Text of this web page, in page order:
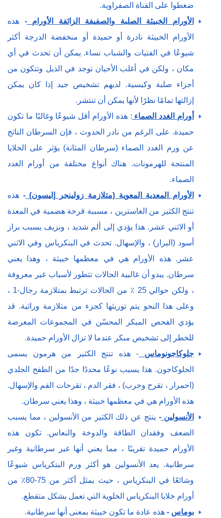
ضغطوا على القناة الصفراوية.
الأورام الخبيثة الصلبة والصفيفة الزائفة
الأورام- هذه
الأورام الخبيثة نادرة أو حميدة أو منخفضة الدرجة أكثر
شيوعًا في الفتيات والشباب نساء. يمكن أن تحدث في أي
مكان ، ولكن في أغلب الأحيان توجد في الذيل وتتكون من
أجزاء صلبة وكيسية. لديهم تشخيص جيد إذا كان يمكن
إزالتها تمامًا نظرًا لأنها يمكن أن تنتشر.
أورام الغدد الصماء : هذه الأورام أقل شيوعًا وغالبًا ما تكون
حميدة. على الرغم من نادر الحدوث ، فإن السرطان الناتج
عن ورم الغدد الصماء (سرطان المثانة) يؤثر على الخلايا
المنتجة للهرمونات. هناك أنواع مختلفة من أورام الغدد
الصماء.
الأورام المعدية المعوية (متلازمة زولينجر إليسون)- هذه
تنتج الكثير من الغاسترين ، مسببة قرحة هضمية في المعدة
أو الاثني عشر. هذا يؤدي إلى ألم شديد ، ونزيف يسبب براز
أسود (البراز) ، والإسهال. تحدث في البنكرياس وفي الاثني
عشر. هذه الأورام هي في معظمها خبيثة ، وهذا يعني
سرطان. يبدو أن غالبية الحالات تتطور لأسباب غير معروفة
، ولكن حوالي 25 ٪ من الحالات ترتبط بمتلازمة رجال-1 ،
وعلى هذا النحو يتم توريثها كجزء من متلازمة وراثية. قد
يؤدي الفحص المبكر المحسّن في المجموعات المعرضة
للخطر إلى تشخيص مبكر عندما لا تزال الأورام حميدة.
جلوكاجونوماس
- هذه تنتج الكثير من هرمون يسمى
الجلوكاجون. هذا يسبب نوعًا محددًا جدًا من الطفح الجلدي
(احمرار ، تقرح وجرب) ، فقر الدم ، تقرحات الفم والإسهال.
هذه الأورام هي في معظمها خبيثة ، وهذا يعني سرطان.
الأنسولين- ينتج عن ذلك الكثير من الأنسولين ، مما يسبب
الضعف وفقدان الطاقة والدوخة والنعاس. تكون هذه
الأورام حميدة تقريبًا ، مما يعني أنها غير سرطانية وغير
سرطانية. يعد الأنسولين هو أكثر ورم البنكرياس شيوعًا
وشائعًا في البنكرياس ، حيث يمثل أكثر من 75-80٪ من
أورام خلايا البنكرياس الخلوية التي تعمل بشكل متقطع.
بوماس - هذه عادة ما تكون خبيثة بمعنى أنها سرطانية.